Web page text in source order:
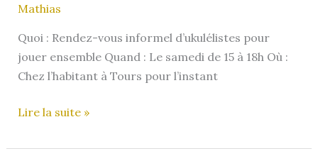
Mathias
Quoi : Rendez-vous informel d’ukulélistes pour
jouer ensemble Quand : Le samedi de 15 à 18h Où :
Chez l’habitant à Tours pour l’instant
Ukunanas
Co
Lire la suite »